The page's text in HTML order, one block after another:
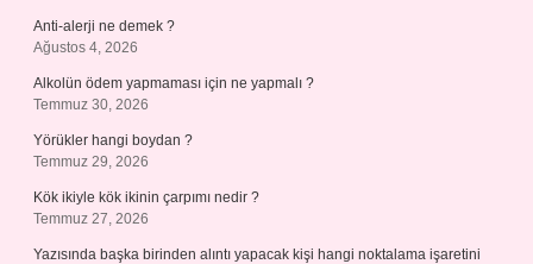
Anti-alerji ne demek ?
Ağustos 4, 2026
Alkolün ödem yapmaması için ne yapmalı ?
Temmuz 30, 2026
Yörükler hangi boydan ?
Temmuz 29, 2026
Kök ikiyle kök ikinin çarpımı nedir ?
Temmuz 27, 2026
Yazısında başka birinden alıntı yapacak kişi hangi noktalama işaretini